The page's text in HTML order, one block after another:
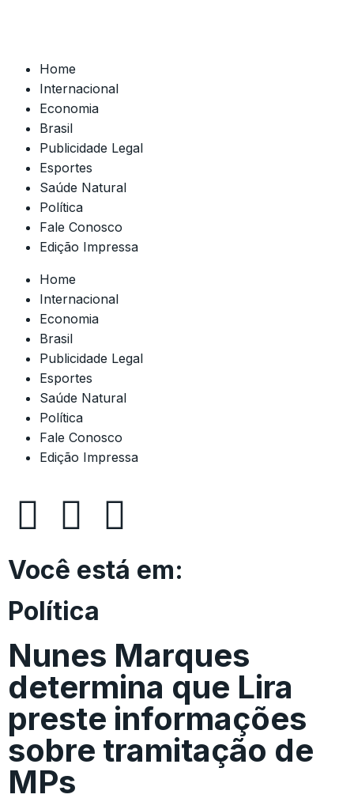
Home
Internacional
Economia
Brasil
Publicidade Legal
Esportes
Saúde Natural
Política
Fale Conosco
Edição Impressa
Home
Internacional
Economia
Brasil
Publicidade Legal
Esportes
Saúde Natural
Política
Fale Conosco
Edição Impressa
Você está em:
Política
Nunes Marques
determina que Lira
preste informações
sobre tramitação de
MPs